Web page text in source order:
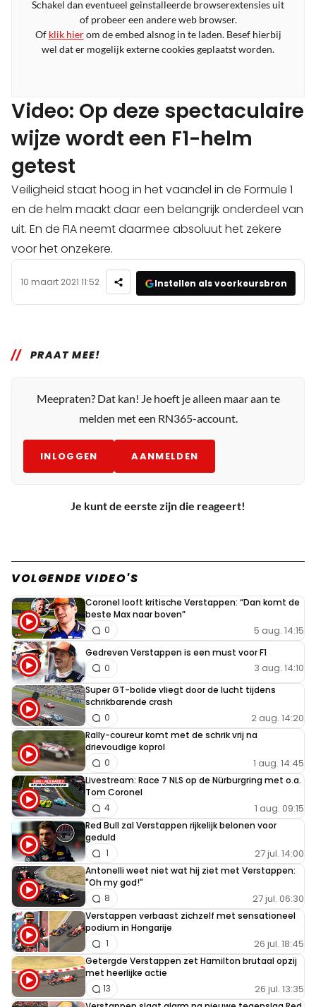
Schakel dan eventueel geinstalleerde browserextensies uit
of probeer een andere web browser.
Of klik hierom de embed alsnog in te laden. Besef hierbij
wel dat er mogelijk externe cookies geplaatst worden.
Video: Op deze spectaculaire
wijze wordt een F1-helm
getest
Veiligheid staat hoog in het vaandel in de Formule 1
en de helm maakt daar een belangrijk onderdeel van
uit. En de FIA neemt daarmee absoluut het zekere
voor het onzekere.
10 maart 2021 11:52 Instellen als voorkeursbron
PRAAT MEE!
Meepraten? Dat kan! Je hoeft je alleen maar aan te
melden met een RN365-account.
INLOGGEN AANMELDEN
Je kunt de eerste zijn die reageert!
VOLGENDE VIDEO'S
Coronel looft kritische Verstappen: “Dan komt de
beste Max naar boven”
5 aug. 14:15
0
Gedreven Verstappen is een must voor F1
3 aug. 14:10
0
Super GT-bolide vliegt door de lucht tijdens
schrikbarende crash
2 aug. 14:20
0
Rally-coureur komt met de schrik vrij na
drievoudige koprol
1 aug. 14:45
0
Livestream: Race 7 NLS op de Nürburgring met o.a.
Tom Coronel
1 aug. 09:15
4
Red Bull zal Verstappen rijkelijk belonen voor
geduld
27 jul. 14:00
1
Antonelli weet niet wat hij ziet met Verstappen:
"Oh my god!"
27 jul. 06:30
8
Verstappen verbaast zichzelf met sensationeel
podium in Hongarije
26 jul. 18:45
1
Getergde Verstappen zet Hamilton brutaal opzij
met heerlijke actie
26 jul. 13:35
13